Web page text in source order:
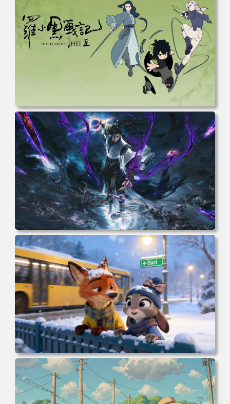
面 高清壁纸 壁纸下载 壁纸大全
电脑壁纸 动漫 无限 罗小黑 罗小黑战记 罗小黑战记2 风息
鹿野师姐 电脑桌面 高清壁纸 壁纸下载 壁纸大全
电脑壁纸 完美世界 荒天帝石昊 4K高清动漫壁纸 电脑桌面
高清壁纸 壁纸下载 壁纸大全
电脑壁纸 动漫 冬季 公交车 朱迪狐尼克 4K 电脑壁纸 3840x2
160 电脑桌面 高清壁纸 壁纸下载 壁纸大全